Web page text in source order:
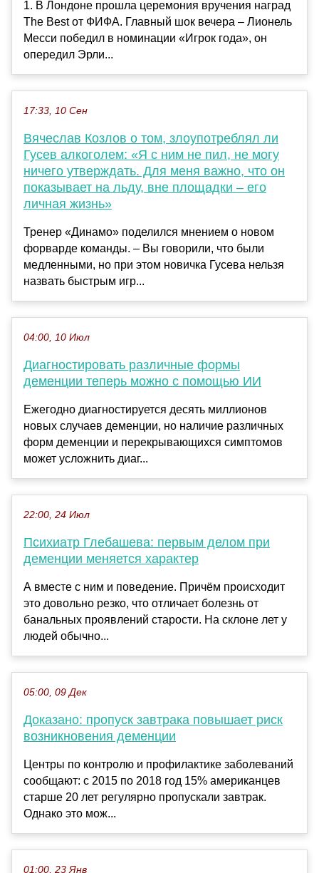
1. В Лондоне прошла церемония вручения наград
The Best от ФИФА. Главный шок вечера – Лионель
Месси победил в номинации «Игрок года», он
опередил Эрли...
17:33, 10 Сен
Вячеслав Козлов о том, злоупотреблял ли
Гусев алкоголем: «Я с ним не пил, не могу
ничего утверждать. Для меня важно, что он
показывает на льду, вне площадки – его
личная жизнь»
Тренер «Динамо» поделился мнением о новом
форварде команды. – Вы говорили, что были
медленными, но при этом новичка Гусева нельзя
назвать быстрым игр...
04:00, 10 Июл
Диагностировать различные формы
деменции теперь можно с помощью ИИ
Ежегодно диагностируется десять миллионов
новых случаев деменции, но наличие различных
форм деменции и перекрывающихся симптомов
может усложнить диаг...
22:00, 24 Июл
Психиатр Глебашева: первым делом при
деменции меняется характер
А вместе с ним и поведение. Причём происходит
это довольно резко, что отличает болезнь от
банальных проявлений старости. На склоне лет у
людей обычно...
05:00, 09 Дек
Доказано: пропуск завтрака повышает риск
возникновения деменции
Центры по контролю и профилактике заболеваний
сообщают: с 2015 по 2018 год 15% американцев
старше 20 лет регулярно пропускали завтрак.
Однако это мож...
01:00, 23 Янв